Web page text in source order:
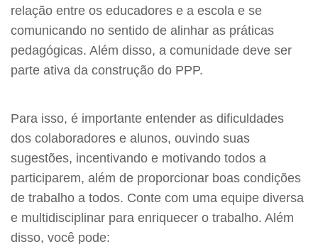
relação entre os educadores e a escola e se
comunicando no sentido de alinhar as práticas
pedagógicas. Além disso, a comunidade deve ser
parte ativa da construção do PPP.
Para isso, é importante entender as dificuldades
dos colaboradores e alunos, ouvindo suas
sugestões, incentivando e motivando todos a
participarem, além de proporcionar boas condições
de trabalho a todos. Conte com uma equipe diversa
e multidisciplinar para enriquecer o trabalho. Além
disso, você pode: